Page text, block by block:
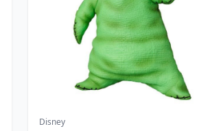
Disney